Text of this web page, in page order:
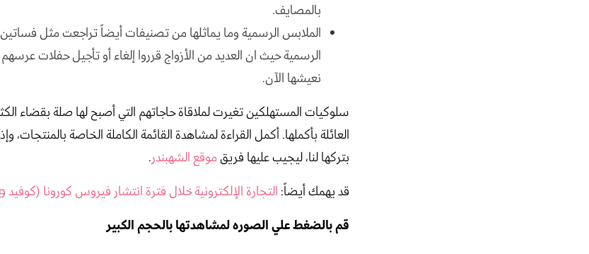
بالمصايف.
الملابس الرسمية وما يماثلها من تصنيفات أيضاً تراجعت مثل
الرسمية حيث ان العديد من الأزواج قرروا إلغاء أو تأجيل حفلات عرسهم
نعيشها الآن.
سلوكيات المستهلكين تغيرت لملاقاة حاجاتهم التي أصبح لها صلة بقضاء
العائلة بأكملها. أكمل القراءة لمشاهدة القائمة الكاملة الخاصة بالمنتجات،
بتركها لنا، ليجيب عليها فريق موقع الشهبندر.
قد يهمك أيضاً: التجارة الإلكترونية خلال فترة انتشار فيروس كورونا (كوفيد 19)
قم بالضغط علي الصوره لمشاهدتها بالحجم الكبير